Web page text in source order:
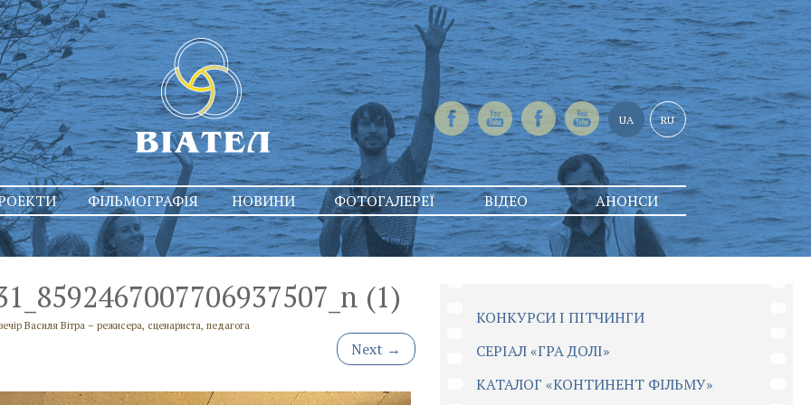
UA RU
ФІЛЬМОГРАФІЯ НОВИНИ ФОТОГАЛЕРЕЇ ВІДЕО АНОНСИ
(1)
Василя Вітра – режисера, сценариста, педагога
Next →
КОНКУРСИ І ПІТЧИНГИ
CЕРІАЛ «ГРА ДОЛІ»
КАТАЛОГ «КОНТИНЕНТ ФІЛЬМУ»